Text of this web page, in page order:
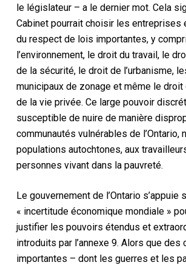
le législateur – a le dernier mot. Cela
Cabinet pourrait choisir les entreprises
du respect de lois importantes, y
l’environnement, le droit du travail, le
de la sécurité, le droit de l’urbanisme,
municipaux de zonage et même le
de la vie privée. Ce large pouvoir
susceptible de nuire de manière
communautés vulnérables de l’Ontario,
populations autochtones, aux
personnes vivant dans la pauvreté.
Le gouvernement de l’Ontario s’appuie
« incertitude économique mondiale »
justifier les pouvoirs étendus et
introduits par l’annexe 9. Alors que
importantes – dont les guerres et les